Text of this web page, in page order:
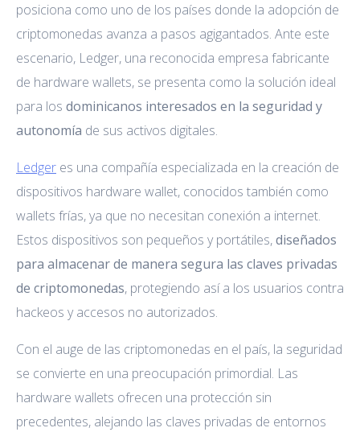
posiciona como uno de los países donde la adopción de
criptomonedas avanza a pasos agigantados. Ante este
escenario, Ledger, una reconocida empresa fabricante
de hardware wallets, se presenta como la solución ideal
para los dominicanos interesados en la seguridad y
autonomía de sus activos digitales.
Ledger es una compañía especializada en la creación de
dispositivos hardware wallet, conocidos también como
wallets frías, ya que no necesitan conexión a internet.
Estos dispositivos son pequeños y portátiles,diseñados
para almacenar de manera segura las claves privadas
de criptomonedas, protegiendo así a los usuarios contra
hackeos y accesos no autorizados.
Con el auge de las criptomonedas en el país, la seguridad
se convierte en una preocupación primordial. Las
hardware wallets ofrecen una protección sin
precedentes, alejando las claves privadas de entornos